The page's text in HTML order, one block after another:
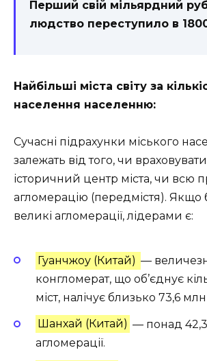
Перший свій мільярдний
людство переступило в
Найбільші міста світу за
населення населенню:
Сучасні підрахунки міського
залежать від того, чи
історичний центр міста, чи всю
агломерацію (передмістя). Якщо
великі агломерації, лідерами є:
Гуанчжоу (Китай) —
конгломерат, що об’єднує
міст, налічує близько 73,6
Шанхай (Китай) — понад
агломерації.